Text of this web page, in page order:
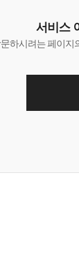
서비스
하시려는 페이지